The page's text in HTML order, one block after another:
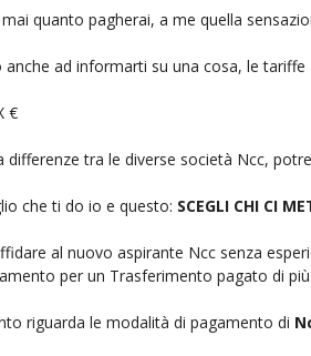
quanto pagherai, a me quella
anche ad informarti su una cosa, le
€
differenze tra le diverse società Ncc,
che ti do io e questo: SCEGLI CHI CI
al nuovo aspirante Ncc senza
per un Trasferimento pagato di più.
riguarda le modalità di pagamento di